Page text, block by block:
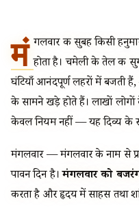
मं गलवार की सुबह किसी
होता है। चमेली के तेल की
घंटियाँ आनंदपूर्ण लहरों में बजती
के सामने खड़े होते हैं। लाखों
केवल नियम नहीं — यह दिव्य के
मंगलवार — मंगलवार के नाम से
पावन दिन है।मंगलवार को
करता है और हृदय में साहस तथा